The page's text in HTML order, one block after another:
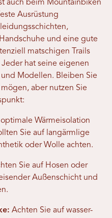
auch beim Mountainbiken
Ausrüstung
und eine gute
matschigen Trails
hat seine eigenen
Modellen. Bleiben Sie
aber nutzen Sie
optimale Wärmeisolation
Sie auf langärmlige
oder Wolle achten.
Sie auf Hosen oder
Außenschicht und
Achten Sie auf wasser-